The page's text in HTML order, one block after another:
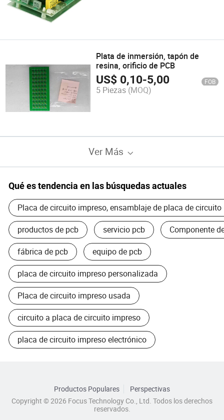
Plata de inmersión, tapón de
resina, orificio de PCB
US$ 0,10-5,00 FOB
5 Piezas (MOQ)
Ver Más
Qué es tendencia en las búsquedas actuales
Placa de circuito impreso, ensamblaje de placa de
productos de pcb servicio pcb Componente
fábrica de pcb equipo de pcb
placa de circuito impreso personalizada
Placa de circuito impreso usada
circuito a placa de circuito impreso
placa de circuito impreso electrónico
Productos Populares
Perspectivas
Copyright © 2026 Focus Technology Co., Ltd. Todos los derechos
reservados.